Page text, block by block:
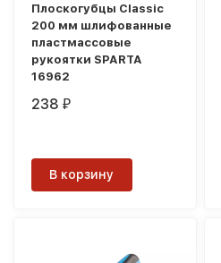
Плоскогубцы Classic
200 мм шлифованные
пластмассовые
рукоятки SPARTA
16962
238₽
В корзину